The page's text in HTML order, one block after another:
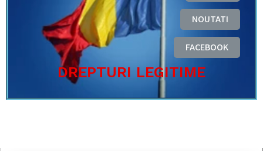
NOUTATI
FACEBOOK
DREPTURI LEGITIME